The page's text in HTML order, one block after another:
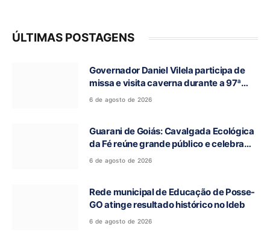
ÚLTIMAS POSTAGENS
Governador Daniel Vilela participa de
missa e visita caverna durante a 97ª
Romaria do Bom Jesus da Lapa de Terra
6 de agosto de 2026
Guarani de Goiás: Cavalgada Ecológica
da Fé reúne grande público e celebra
tradição religiosa
6 de agosto de 2026
Rede municipal de Educação de Posse-
GO atinge resultado histórico no Ideb
6 de agosto de 2026